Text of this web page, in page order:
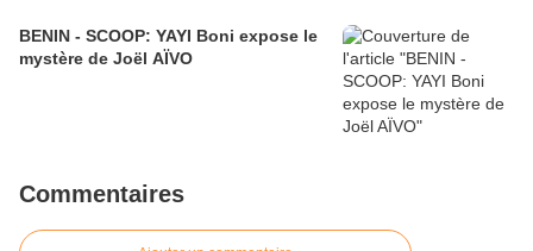
BENIN - SCOOP: YAYI Boni expose le
mystère de Joël AÏVO
Commentaires